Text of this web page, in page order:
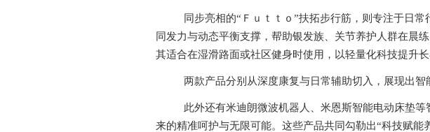
同步亮相的“Ｆｕｔｔｏ”扶拓步行筋，则专注于日
同发力与动态平衡支撑，帮助银发族、关节养护人群在晨
其适合在湿滑路面或社区健身时使用，以轻量化科技提升
两款产品分别从深度康复与日常辅助切入，展现出智
此外还有米迪朗微波机器人、米恩斯智能电动床垫
来的精准呵护与无限可能。这些产品共同勾勒出“科技赋能